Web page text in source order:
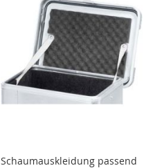
Schaumauskleidung passend